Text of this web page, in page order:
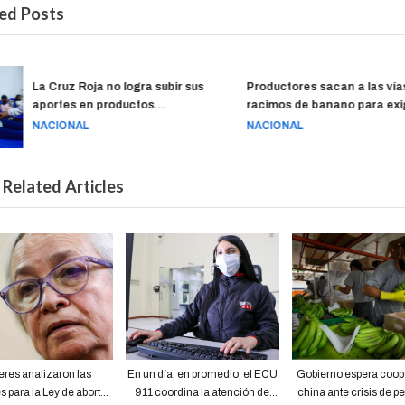
Posts
La Cruz Roja no logra subir sus
aportes en productos
sanguíneos
NACIONAL
Productores sacan a las vías
racimos de banano para
atención del Gobierno
NACIONAL
Articles
analizaron las
para la Ley de aborto,
En un día, en promedio, el ECU
911 coordina la atención de
Gobierno espera
china ante crisis de